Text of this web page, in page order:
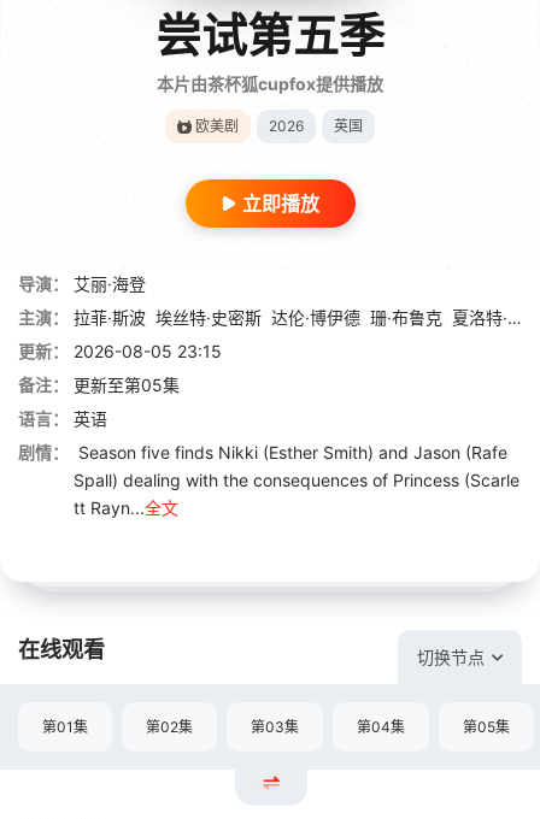
尝试第五季
本片由茶杯狐cupfox提供播放
欧美剧 2026 英国
立即播放
导演：
艾丽·海登
主演：
拉菲·斯波 埃丝特·史密斯 达伦·博伊德 珊·布鲁克 夏洛特·莱利
更新：
2026-08-05 23:15
备注：
更新至第05集
语言：
英语
剧情：
Season five finds Nikki (Esther Smith) and Jason (Rafe
Spall) dealing with the consequences of Princess (Scarle
tt Rayn...全文
在线观看 切换节点
第01集 第02集 第03集 第04集 第05集